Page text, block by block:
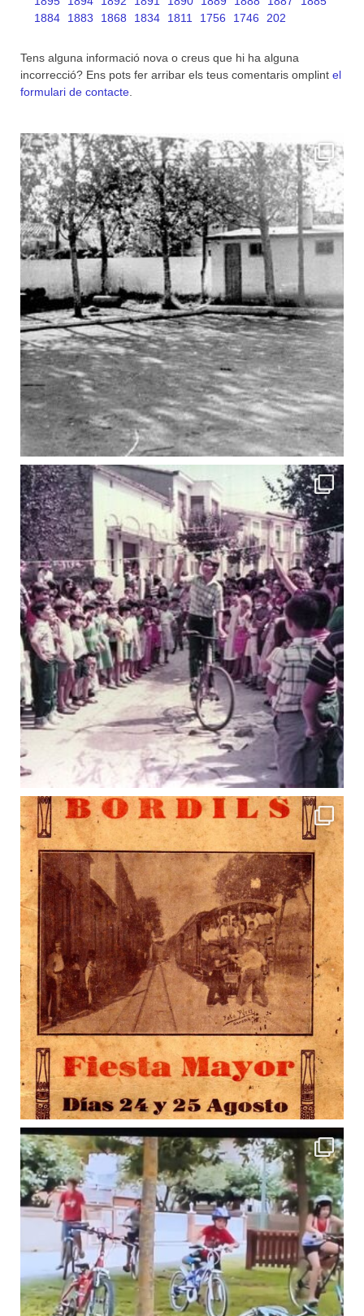
1884
1883 1868 1834 1811 1756 1746 202
Tens alguna informació nova o creus que hi ha alguna
incorrecció? Ens pots fer arribar els teus comentaris omplint el
formulari de contacte.